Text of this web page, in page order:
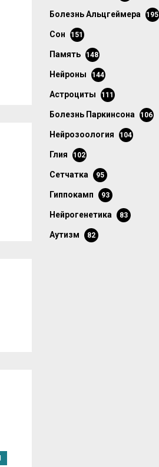
болезнь Альцгеймера 195
сон 151
память 148
нейроны 144
астроциты 111
болезнь Паркинсона 106
нейрозоология 104
глия 102
сетчатка 95
гиппокамп 93
нейрогенетика 83
аутизм 82